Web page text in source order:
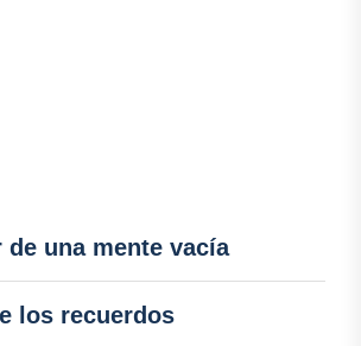
de una mente vacía
los recuerdos